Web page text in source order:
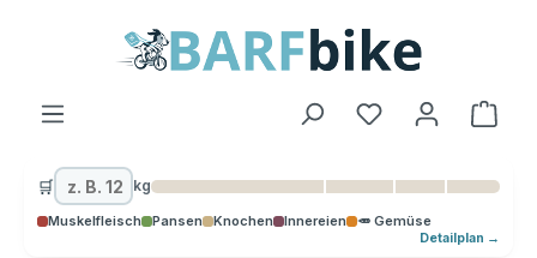
🛒 kg
Muskelfleisch Pansen Knochen Innereien 🥕 Gemüse
Detailplan →